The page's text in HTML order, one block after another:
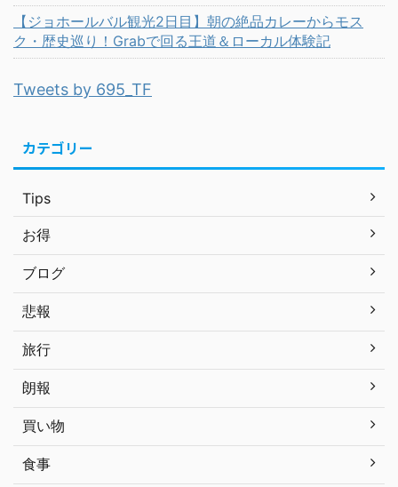
【ジョホールバル観光2日目】朝の絶品カレーからモス
ク・歴史巡り！Grabで回る王道＆ローカル体験記
Tweets by 695_TF
カテゴリー
Tips
お得
ブログ
悲報
旅行
朗報
買い物
食事